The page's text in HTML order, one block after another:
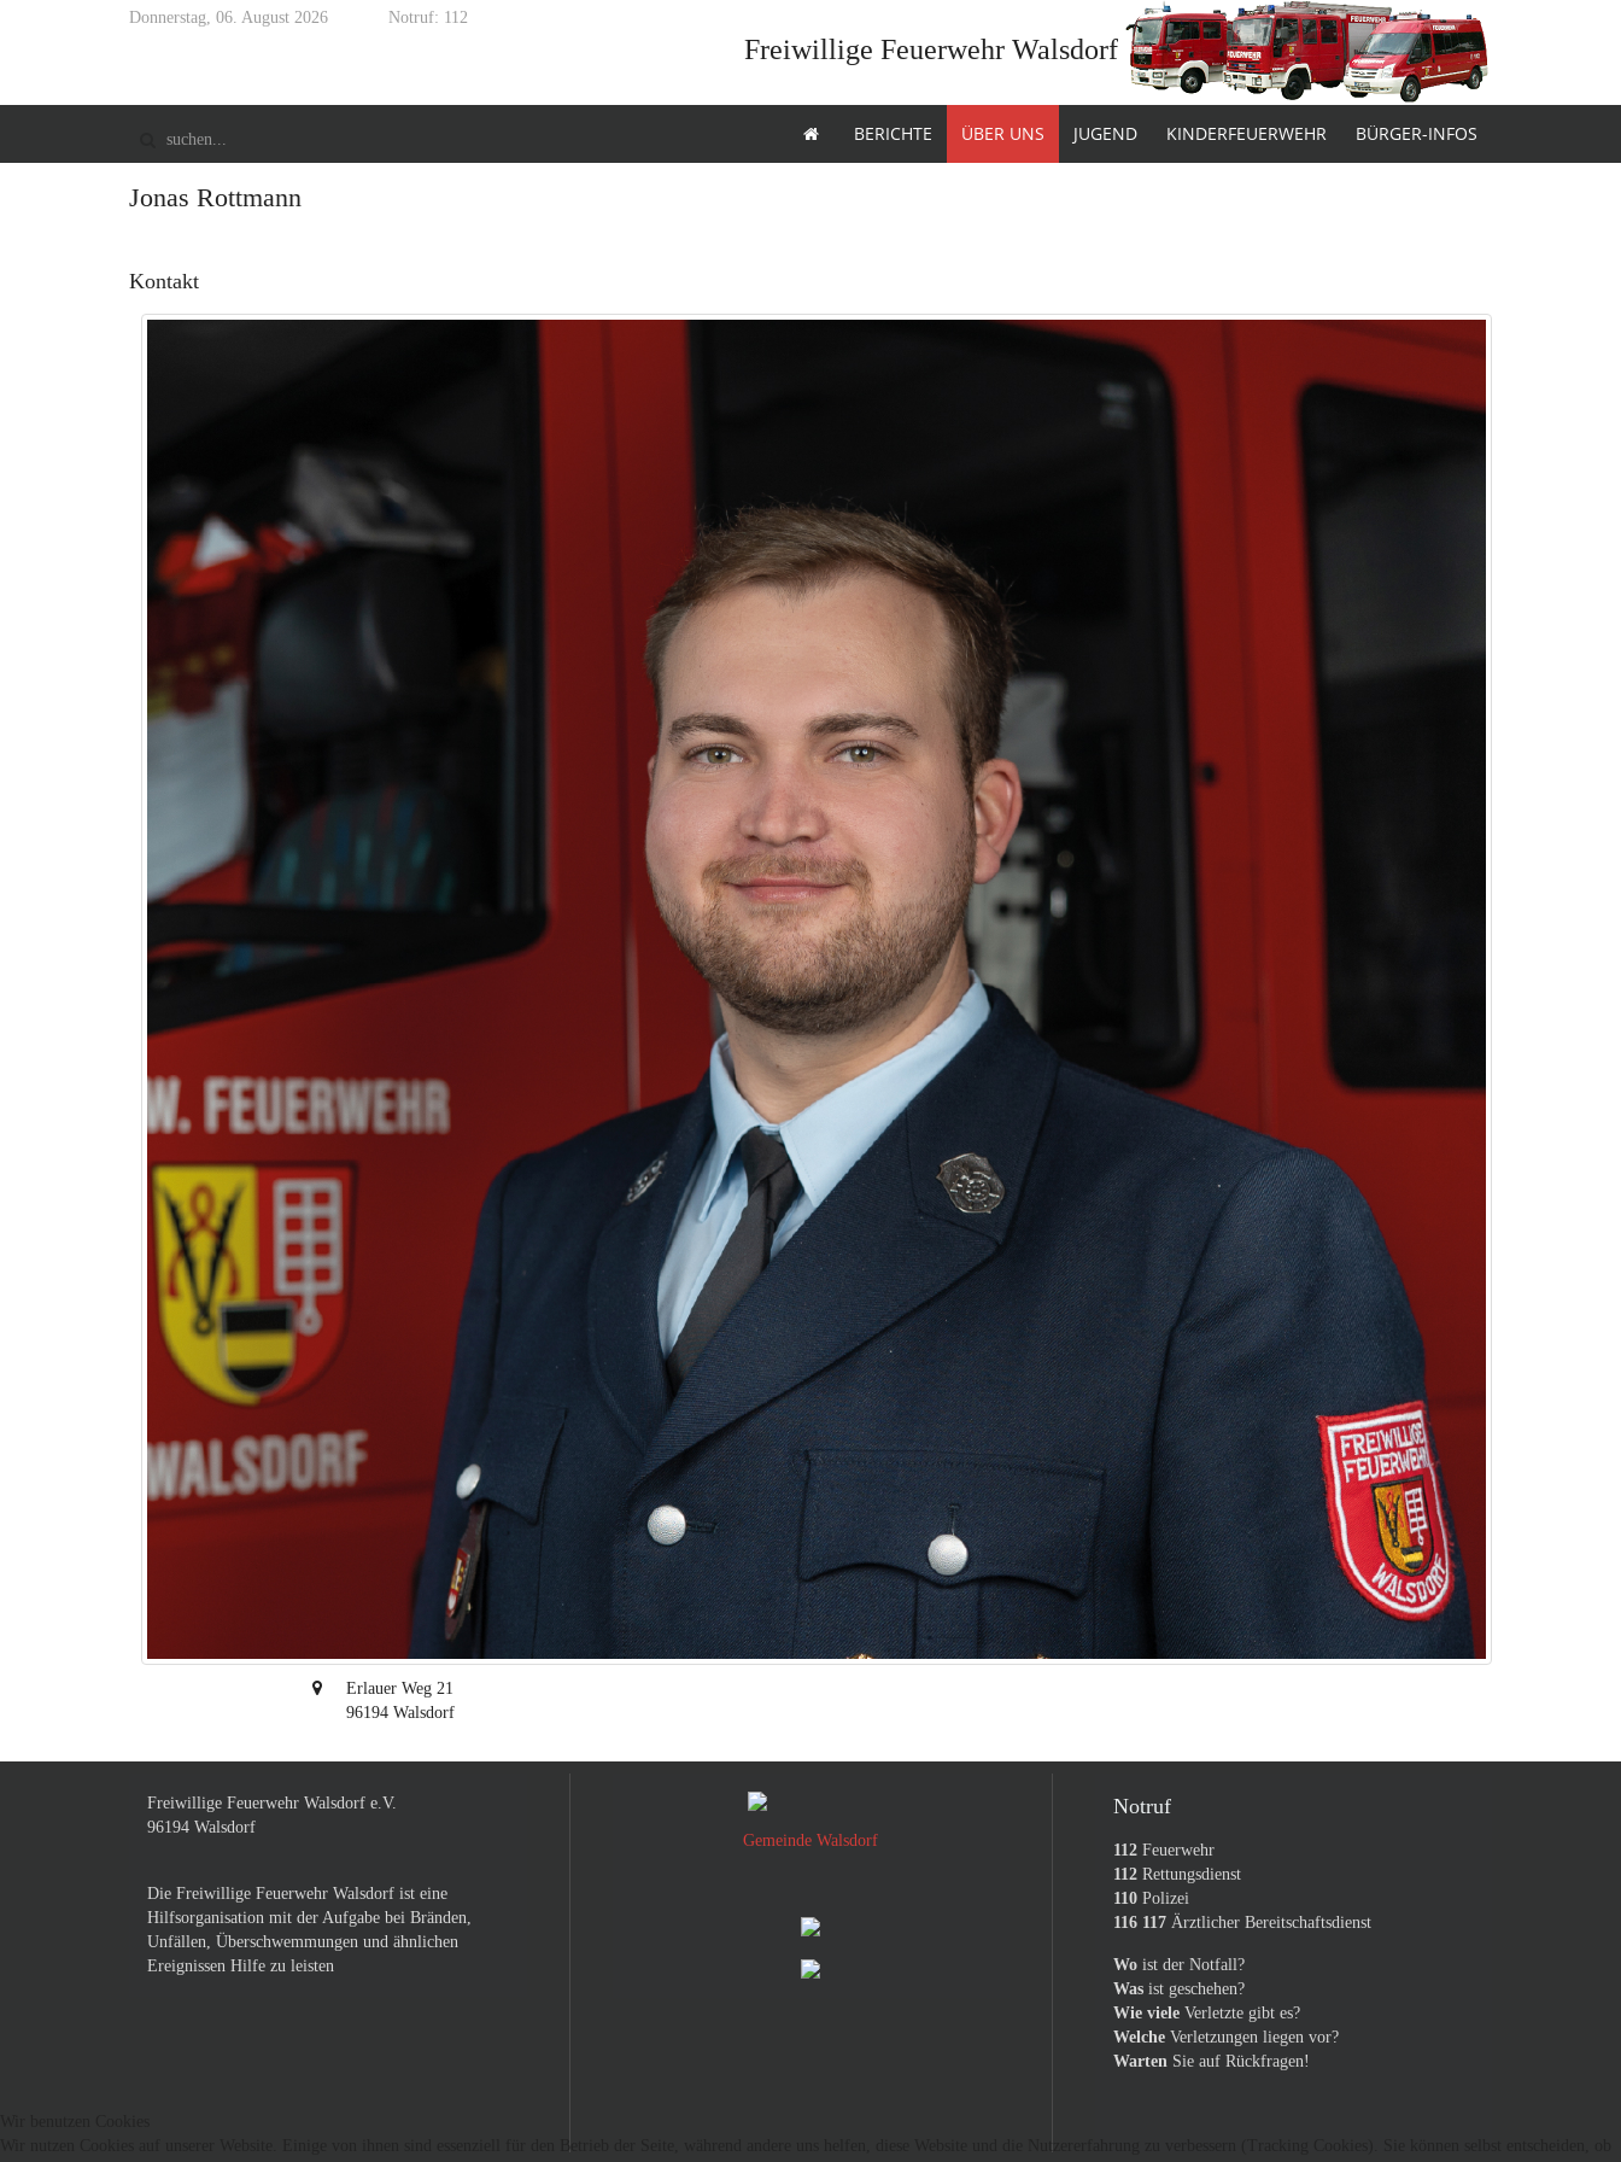
Donnerstag, 06. August 2026 Notruf: 112
Freiwillige Feuerwehr Walsdorf
BERICHTE ÜBER UNS JUGEND KINDERFEUERWEHR BÜRGER-INFOS
Jonas Rottmann
Kontakt
Erlauer Weg 21
96194 Walsdorf
Freiwillige Feuerwehr Walsdorf e.V.
96194 Walsdorf
Die Freiwillige Feuerwehr Walsdorf ist eine
Hilfsorganisation mit der Aufgabe bei Bränden,
Unfällen, Überschwemmungen und ähnlichen
Ereignissen Hilfe zu leisten
Gemeinde Walsdorf
Notruf
112Feuerwehr
112Rettungsdienst
110Polizei
116 117Ärztlicher Bereitschaftsdienst
Woist der Notfall?
Wasist geschehen?
Wie vieleVerletzte gibt es?
WelcheVerletzungen liegen vor?
WartenSie auf Rückfragen!
Wir nutzen Cookies auf unserer Website. Einige von ihnen sind essenziell für den Betrieb der Seite, während andere uns helfen, diese Website und die Nutzererfahrung zu verbessern (Tracking Cookies). Sie können selbst entscheiden, ob